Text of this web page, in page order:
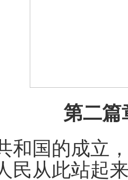
第二篇
和国的成立
民从此站起